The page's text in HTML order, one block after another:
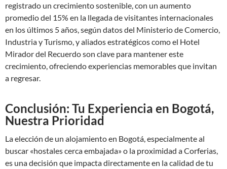
registrado un crecimiento sostenible, con un aumento
promedio del 15% en la llegada de visitantes internacionales
en los últimos 5 años, según datos del Ministerio de Comercio,
Industria y Turismo, y aliados estratégicos como el Hotel
Mirador del Recuerdo son clave para mantener este
crecimiento, ofreciendo experiencias memorables que invitan
a regresar.
Conclusión: Tu Experiencia en Bogotá,
Nuestra Prioridad
La elección de un alojamiento en Bogotá, especialmente al
buscar «hostales cerca embajada» o la proximidad a Corferias,
es una decisión que impacta directamente en la calidad de tu